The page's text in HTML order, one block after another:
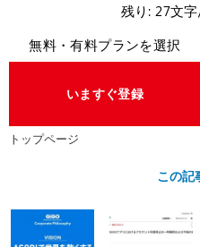
残り: 27文
無料・有料プランを選択
いますぐ登録
トップページ
この記